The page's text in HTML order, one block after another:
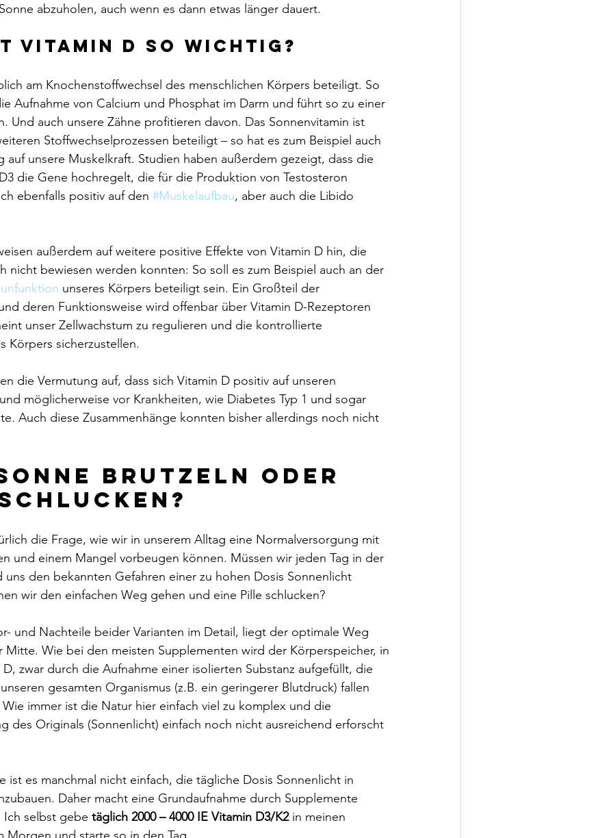
abzuholen, auch wenn es dann etwas länger dauert.
Vitamin D so wichtig?
am Knochenstoffwechsel des menschlichen Körpers beteiligt. So
Aufnahme von Calcium und Phosphat im Darm und führt so zu einer
Und auch unsere Zähne profitieren davon. Das Sonnenvitamin ist
Stoffwechselprozessen beteiligt – so hat es zum Beispiel auch
auf unsere Muskelkraft. Studien haben außerdem gezeigt, dass die
die Gene hochregelt, die für die Produktion von Testosteron
ebenfalls positiv auf den #Muskelaufbau, aber auch die Libido
außerdem auf weitere positive Effekte von Vitamin D hin, die
nicht bewiesen werden konnten: So soll es zum Beispiel auch an der
unseres Körpers beteiligt sein. Ein Großteil der
deren Funktionsweise wird offenbar über Vitamin D-Rezeptoren
unser Zellwachstum zu regulieren und die kontrollierte
Körpers sicherzustellen.
die Vermutung auf, dass sich Vitamin D positiv auf unseren
möglicherweise vor Krankheiten, wie Diabetes Typ 1 und sogar
Auch diese Zusammenhänge konnten bisher allerdings noch nicht
brutzeln oder
die Frage, wie wir in unserem Alltag eine Normalversorgung mit
und einem Mangel vorbeugen können. Müssen wir jeden Tag in der
uns den bekannten Gefahren einer zu hohen Dosis Sonnenlicht
wir den einfachen Weg gehen und eine Pille schlucken?
und Nachteile beider Varianten im Detail, liegt der optimale Weg
Wie bei den meisten Supplementen wird der Körperspeicher, in
zwar durch die Aufnahme einer isolierten Substanz aufgefüllt, die
gesamten Organismus (z.B. ein geringerer Blutdruck) fallen
immer ist die Natur hier einfach viel zu komplex und die
des Originals (Sonnenlicht) einfach noch nicht ausreichend erforscht
ist es manchmal nicht einfach, die tägliche Dosis Sonnenlicht in
Daher macht eine Grundaufnahme durch Supplemente
Ich selbst gebe täglich 2000 – 4000 IE Vitamin D3/K2 in meinen